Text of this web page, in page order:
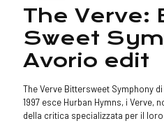
The Verve:
Sweet
Avorio edit
The Verve Bittersweet Symphony
1997 esce Hurban Hymns, i Verve,
della critica specializzata per il